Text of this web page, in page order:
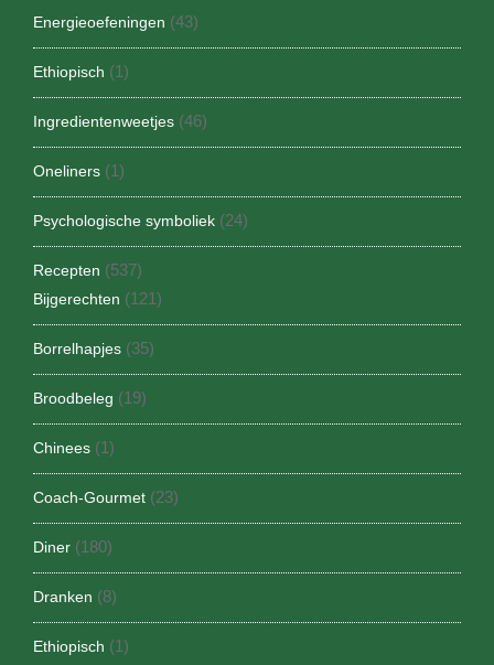
Energieoefeningen (43)
Ethiopisch (1)
Ingredientenweetjes (46)
Oneliners (1)
Psychologische symboliek (24)
Recepten (537)
Bijgerechten (121)
Borrelhapjes (35)
Broodbeleg (19)
Chinees (1)
Coach-Gourmet (23)
Diner (180)
Dranken (8)
Ethiopisch (1)